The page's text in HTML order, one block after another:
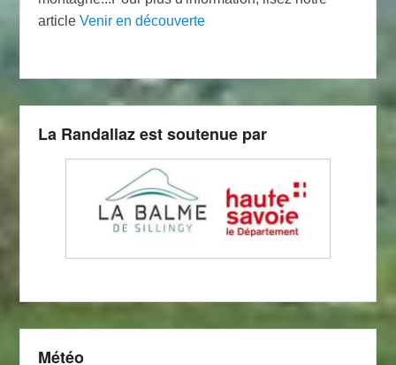
articleVenir en découverte
La Randallaz est soutenue par
Météo